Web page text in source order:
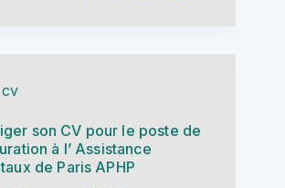
son CV pour le poste de
à l’ Assistance
de Paris APHP